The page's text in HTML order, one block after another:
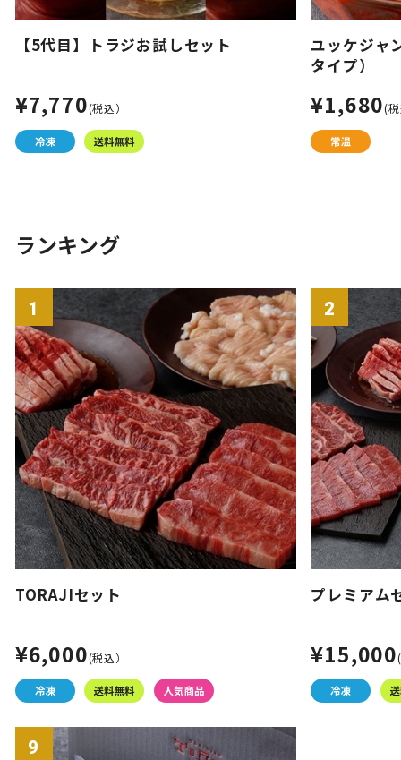
【5代目】トラジお試しセット
¥7,770(税込）
ユッケジャ
タイプ）
¥1,680(
ランキング
1
TORAJIセット
¥6,000(税込）
2
プレミアム
¥15,000
9